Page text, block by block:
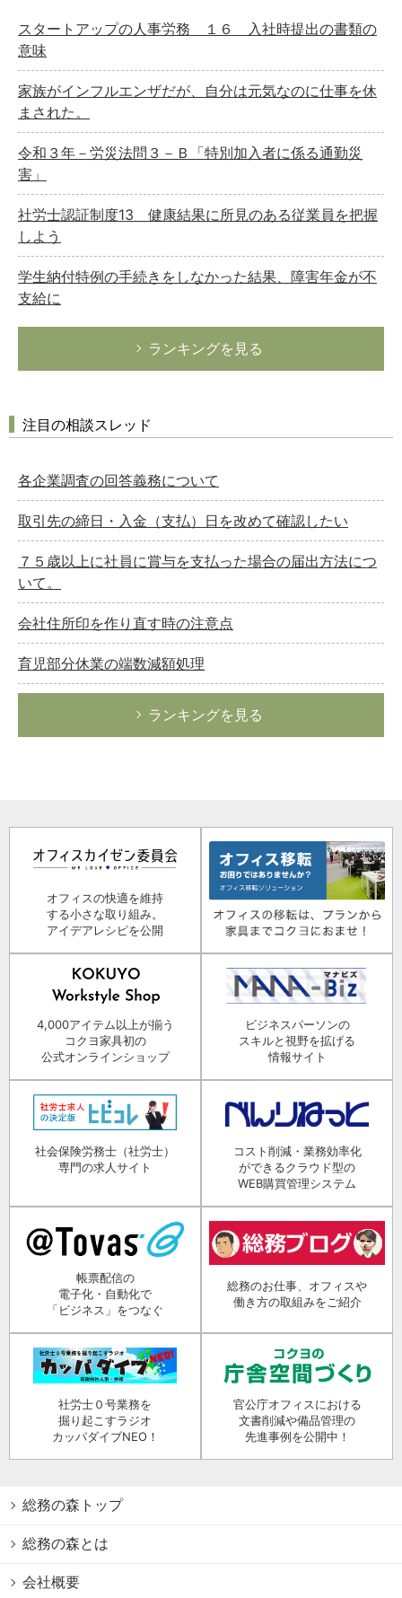
スタートアップの人事労務 １６ 入社時提出の書類の
意味
家族がインフルエンザだが、自分は元気なのに仕事を休
まされた。
令和３年－労災法問３－Ｂ「特別加入者に係る通勤災
害」
社労士認証制度13 健康結果に所見のある従業員を把握
しよう
学生納付特例の手続きをしなかった結果、障害年金が不
支給に
ランキングを見る
注目の相談スレッド
各企業調査の回答義務について
取引先の締日・入金（支払）日を改めて確認したい
７５歳以上に社員に賞与を支払った場合の届出方法につ
いて。
会社住所印を作り直す時の注意点
育児部分休業の端数減額処理
ランキングを見る
オフィスの快適を維持
する小さな取り組み。
アイデアレシピを公開
4,000アイテム以上が揃う
コクヨ家具初の
公式オンラインショップ
ビジネスパーソンの
スキルと視野を拡げる
情報サイト
社会保険労務士（社労士）
専門の求人サイト
コスト削減・業務効率化
ができるクラウド型の
WEB購買管理システム
帳票配信の
電子化・自動化で
「ビジネス」をつなぐ
総務のお仕事、オフィスや
働き方の取組みをご紹介
社労士０号業務を
掘り起こすラジオ
カッパダイブNEO！
官公庁オフィスにおける
文書削減や備品管理の
先進事例を公開中！
総務の森トップ
総務の森とは
会社概要